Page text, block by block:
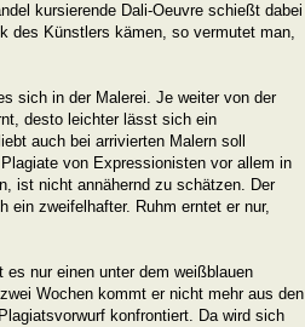
kursierende Dali-Oeuvre schießt dabei
des Künstlers kämen, so vermutet man,
sich in der Malerei. Je weiter von der
desto leichter lässt sich ein
auch bei arrivierten Malern soll
von Expressionisten vor allem in
ist nicht annähernd zu schätzen. Der
ein zweifelhafter. Ruhm erntet er nur,
nur einen unter dem weißblauen
Wochen kommt er nicht mehr aus den
konfrontiert. Da wird sich